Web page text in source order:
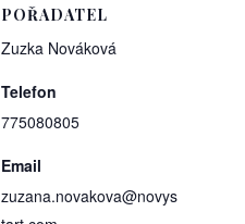
POŘADATEL
Zuzka Nováková
Telefon
775080805
Email
zuzana.novakova@novys